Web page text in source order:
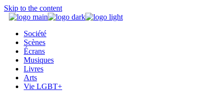
Skip to the content
Société
Scènes
Écrans
Musiques
Livres
Arts
Vie LGBT+